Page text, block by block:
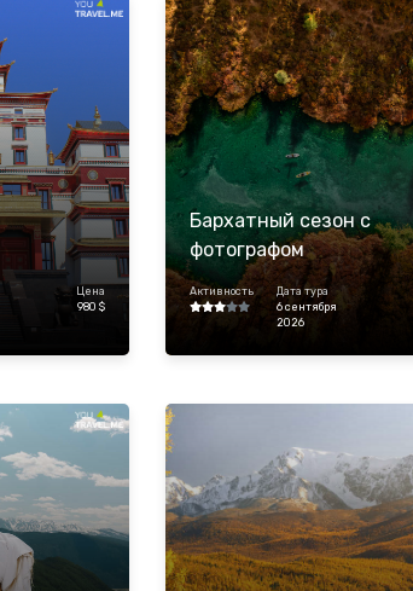
Цена
980 $
Бархатный сезон с
фотографом
Активность
Дата тура
6 сентября
2026